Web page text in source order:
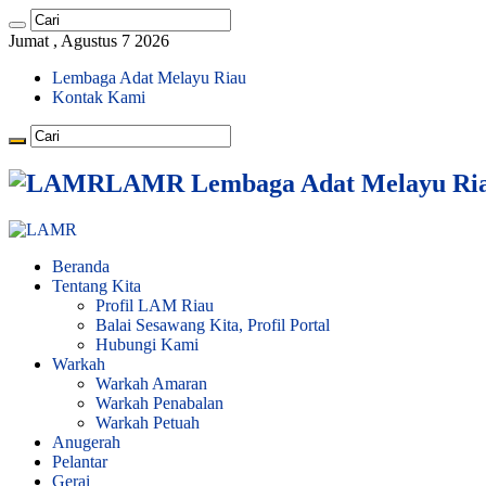
Jumat , Agustus 7 2026
Lembaga Adat Melayu Riau
Kontak Kami
LAMR Lembaga Adat Melayu
Beranda
Tentang Kita
Profil LAM Riau
Balai Sesawang Kita, Profil Portal
Hubungi Kami
Warkah
Warkah Amaran
Warkah Penabalan
Warkah Petuah
Anugerah
Pelantar
Gerai